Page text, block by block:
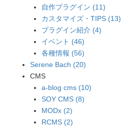
自作プラグイン (11)
カスタマイズ・TIPS (13)
プラグイン紹介 (4)
イベント (46)
各種情報 (56)
Serene Bach (20)
CMS
a-blog cms (10)
SOY CMS (8)
MODx (2)
RCMS (2)